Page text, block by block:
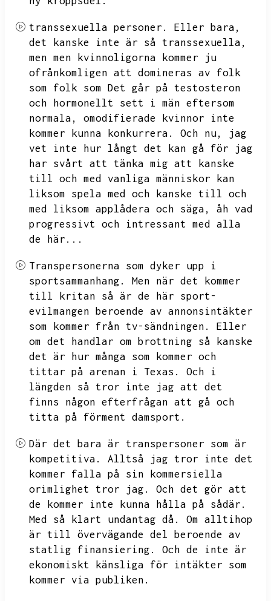
transsexuella personer.
Eller bara,
det kanske inte är så transsexuella,
men men kvinnoligorna kommer ju
ofrånkomligen att domineras av folk
som folk som Det går på testosteron
och hormonellt sett i män eftersom
normala,
omodifierade kvinnor inte
kommer kunna konkurrera.
Och nu,
jag
vet inte hur långt det kan gå för jag
har svårt att tänka mig att kanske
till och med vanliga människor kan
liksom spela med och kanske till och
med liksom applådera och säga,
åh vad
progressivt och intressant med alla
de här...
Transpersonerna som dyker upp i
sportsammanhang.
Men när det kommer
till kritan så är de här sport-
evilmangen beroende av annonsintäkter
som kommer från tv-sändningen.
Eller
om det handlar om brottning så kanske
det är hur många som kommer och
tittar på arenan i Texas.
Och i
längden så tror inte jag att det
finns någon efterfrågan att gå och
titta på förment damsport.
Där det bara är transpersoner som är
kompetitiva.
Alltså jag tror inte det
kommer falla på sin kommersiella
orimlighet tror jag.
Och det gör att
de kommer inte kunna hålla på sådär.
Med så klart undantag då.
Om alltihop
är till övervägande del beroende av
statlig finansiering.
Och de inte är
ekonomiskt känsliga för intäkter som
kommer via publiken.